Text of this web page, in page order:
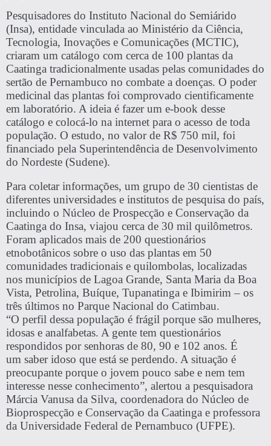
Pesquisadores do Instituto Nacional do Semiárido
(Insa), entidade vinculada ao Ministério da Ciência,
Tecnologia, Inovações e Comunicações (MCTIC),
criaram um catálogo com cerca de 100 plantas da
Caatinga tradicionalmente usadas pelas comunidades do
sertão de Pernambuco no combate a doenças. O poder
medicinal das plantas foi comprovado cientificamente
em laboratório. A ideia é fazer um e-book desse
catálogo e colocá-lo na internet para o acesso de toda
população. O estudo, no valor de R$ 750 mil, foi
financiado pela Superintendência de Desenvolvimento
do Nordeste (Sudene).
Para coletar informações, um grupo de 30 cientistas de
diferentes universidades e institutos de pesquisa do país,
incluindo o Núcleo de Prospecção e Conservação da
Caatinga do Insa, viajou cerca de 30 mil quilômetros.
Foram aplicados mais de 200 questionários
etnobotânicos sobre o uso das plantas em 50
comunidades tradicionais e quilombolas, localizadas
nos municípios de Lagoa Grande, Santa Maria da Boa
Vista, Petrolina, Buíque, Tupanatinga e Ibimirim – os
três últimos no Parque Nacional do Catimbau.
“O perfil dessa população é frágil porque são mulheres,
idosas e analfabetas. A gente tem questionários
respondidos por senhoras de 80, 90 e 102 anos. É
um saber idoso que está se perdendo. A situação é
preocupante porque o jovem pouco sabe e nem tem
interesse nesse conhecimento”, alertou a pesquisadora
Márcia Vanusa da Silva, coordenadora do Núcleo de
Bioprospecção e Conservação da Caatinga e professora
da Universidade Federal de Pernambuco (UFPE).